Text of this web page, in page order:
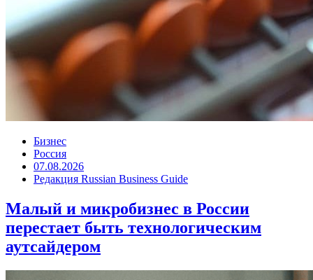
Бизнес
Россия
07.08.2026
Редакция Russian Business Guide
Малый и микробизнес в России
перестает быть технологическим
аутсайдером